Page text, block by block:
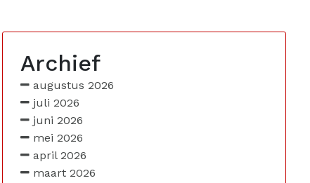
Archief
augustus 2026
juli 2026
juni 2026
mei 2026
april 2026
maart 2026